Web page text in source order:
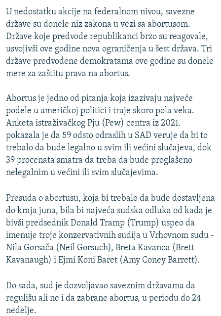
U nedostatku akcije na federalnom nivou, savezne
države su donele niz zakona u vezi sa abortusom.
Države koje predvode republikanci brzo su reagovale,
usvojivši ove godine nova ograničenja u šest država. Tri
države predvođene demokratama ove godine su donele
mere za zaštitu prava na abortus.
Abortus je jedno od pitanja koja izazivaju najveće
podele u američkoj politici i traje skoro pola veka.
Anketa istraživačkog Pju (Pew) centra iz 2021.
pokazala je da 59 odsto odraslih u SAD veruje da bi to
trebalo da bude legalno u svim ili većini slučajeva, dok
39 procenata smatra da treba da bude proglašeno
nelegalnim u većini ili svim slučajevima.
Presuda o abortusu, koja bi trebalo da bude dostavljena
do kraja juna, bila bi najveća sudska odluka od kada je
bivši predsednik Donald Tramp (Trump) uspeo da
imenuje troje konzervativnih sudija u Vrhovnom sudu -
Nila Gorsača (Neil Gorsuch), Breta Kavanoa (Brett
Kavanaugh) i Ejmi Koni Baret (Amy Coney Barrett).
Do sada, sud je dozvoljavao saveznim državama da
regulišu ali ne i da zabrane abortus, u periodu do 24
nedelje.